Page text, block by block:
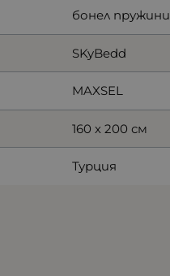
бонел пружини
SKyBedd
MAXSEL
160 х 200 см
Турция